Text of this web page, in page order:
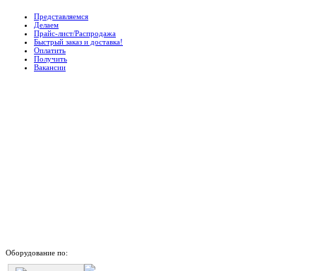
Представляемся
Делаем
Прайс-лист/Распродажа
Быстрый заказ и доставка!
Оплатить
Получить
Вакансии
Оборудование по: